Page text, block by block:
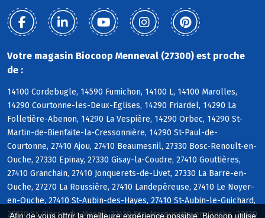
Afin de vous offrir la meilleure expérience possible, Biocoop utilise
Votre magasin Biocoop Menneval (27300) est proche
de :
14100 Cordebugle, 14590 Fumichon, 14100 L, 14100 Marolles,
14290 Courtonne-les-Deux-Eglises, 14290 Friardel, 14290 La
Folletière-Abenon, 14290 La Vespière, 14290 Orbec, 14290 St-
Martin-de-Bienfaite-la-Cressonnière, 14290 St-Paul-de-
Courtonne, 27410 Ajou, 27410 Beaumesnil, 27330 Bosc-Renoult-en-
Ouche, 27330 Epinay, 27330 Gisay-la-Coudre, 27410 Gouttières,
27410 Granchain, 27410 Jonquerets-de-Livet, 27330 La Barre-en-
Ouche, 27270 La Roussière, 27410 Landepéreuse, 27410 Le Noyer-
en-Ouche, 27410 St-Aubin-des-Hayes, 27410 St-Aubin-le-Guichard,
27330 St-Pierre-du-Mesnil, 27410 Ste-Marguerite-en-Ouche, 27330